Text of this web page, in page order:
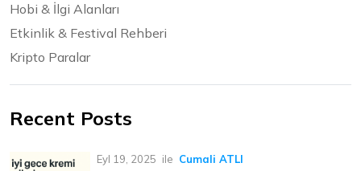
Hobi & İlgi Alanları
Etkinlik & Festival Rehberi
Kripto Paralar
Recent Posts
Eyl 19, 2025 ile Cumali ATLI